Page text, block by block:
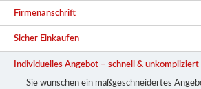
Firmenanschrift
Sicher Einkaufen
Individuelles Angebot – schnell &
Sie wünschen ein maßgeschneidertes